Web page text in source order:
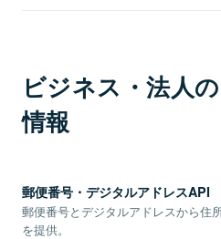
ビジネス・法人
情報
郵便番号・デジタルアドレスAPI
郵便番号とデジタルアドレスから住
を提供。